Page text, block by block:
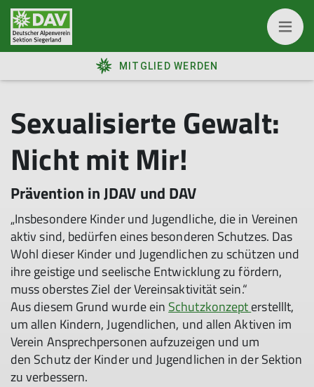
MITGLIED WERDEN
Sexualisierte Gewalt:
Nicht mit Mir!
Prävention in JDAV und DAV
„Insbesondere Kinder und Jugendliche, die in Vereinen
aktiv sind, bedürfen eines besonderen Schutzes. Das
Wohl dieser Kinder und Jugendlichen zu schützen und
ihre geistige und seelische Entwicklung zu fördern,
muss oberstes Ziel der Vereinsaktivität sein.“
Aus diesem Grund wurde ein Schutzkonzepterstelllt,
um allen Kindern, Jugendlichen, und allen Aktiven im
Verein Ansprechpersonen aufzuzeigen und um
den Schutz der Kinder und Jugendlichen in der Sektion
zu verbessern.